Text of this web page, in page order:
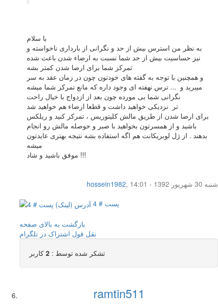
با سلام
به نظر من استرس بیش از حد و نگرانی از بارداری ناخواسته و
نیز حساسیت بیش از حد شما نسبت به ارضاء شدن باعث شده
تمرکز شما برای ارضا شدن کمتر بشه
و همچنین با توجه به گفته های خودتون چون در زمان عقد به سر
میبرید و ... ترس نهفته ای وجود داره که مانع تمرکز شما میشه
نگرانی شما بی مورده چون بعد از ازدواج با خیال راحت
تر نزدیکی خواهید داشت و قطعا ارضاء هم خواهید شد
برای ارضا شدن از طریق مالش کلیتوریس ، تمرکز کنید و ریلکس
باشید و از همسرتون بخواهید با صبر و حوصله مالش رو انجام
بدهند . از ژل لوبریکانت هم اگه استفاده بشه نتیجه بهتری عایدتون
میشه
موفق باشید و شاد !!!
hossein1982,
شنبه 30 شهریور 1392 - 14:01
پست # 4
بازگشت به بالای صفحه
نقل قول اشتراک در تلگرام
تشکر شده توسط : 2 کاربر
ramtin511